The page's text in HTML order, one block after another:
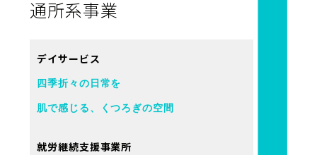
通所系事業
デイサービス
四季折々の日常を
肌で感じる、くつろぎの空間
就労継続支援事業所